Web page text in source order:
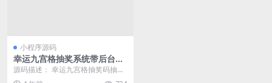
小程序源码
幸运九宫格抽奖系统带后台源
码
源码描述： 幸运九宫格抽奖码抽奖
系统，适合营销，门店活动，公司